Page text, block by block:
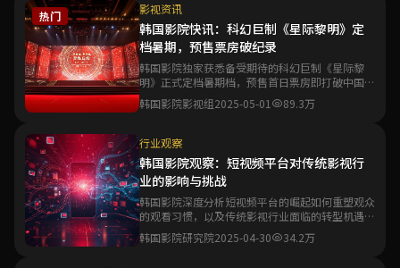
热门 影视资讯
韩国影院快讯：科幻巨制《星际黎明》定
档暑期，预售票房破纪录
韩国影院独家获悉备受期待的科幻巨制《星际黎
明》正式定档暑期档，预售首日票房即打破中国科
幻电影预售纪录。
韩国影院影视组2025-05-01 89.3万
行业观察
韩国影院观察：短视频平台对传统影视行
业的影响与挑战
韩国影院深度分析短视频平台的崛起如何重塑观众
的观看习惯，以及传统影视行业面临的转型机遇与
生存挑战。
韩国影院研究院2025-04-30 34.2万